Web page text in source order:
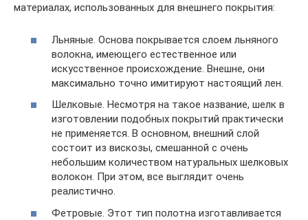
материалах, использованных для внешнего покрытия:
Льняные. Основа покрывается слоем льняного
волокна, имеющего естественное или
искусственное происхождение. Внешне, они
максимально точно имитируют настоящий лен.
Шелковые. Несмотря на такое название, шелк в
изготовлении подобных покрытий практически
не применяется. В основном, внешний слой
состоит из вискозы, смешанной с очень
небольшим количеством натуральных шелковых
волокон. При этом, все выглядит очень
реалистично.
Фетровые. Этот тип полотна изготавливается